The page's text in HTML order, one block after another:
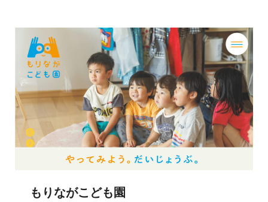
もりながこども園